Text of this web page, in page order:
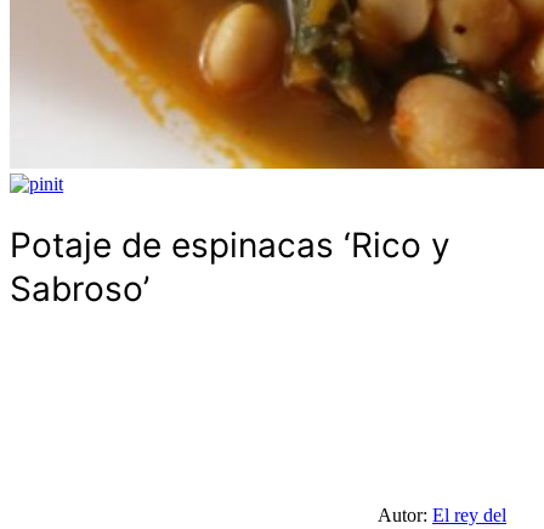
Potaje de espinacas ‘Rico y
Sabroso’
Autor: El rey del